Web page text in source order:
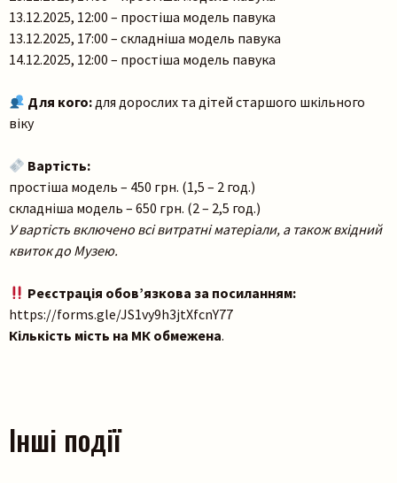
13.12.2025, 12:00 – простіша модель павука
13.12.2025, 17:00 – складніша модель павука
14.12.2025, 12:00 – простіша модель павука
Для кого:для дорослих та дітей старшого шкільного
віку
Вартість:
простіша модель – 450 грн. (1,5 – 2 год.)
складніша модель – 650 грн. (2 – 2,5 год.)
У вартість включено всі витратні матеріали, а також вхідний
квиток до Музею.
Реєстрація обов’язкова за посиланням:
https://forms.gle/JS1vy9h3jtXfcnY77
Кількість мість на МК обмежена.
Інші події